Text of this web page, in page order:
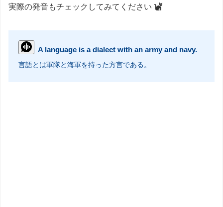
実際の発音もチェックしてみてください
A language is a dialect with an army and navy.
言語とは軍隊と海軍を持った方言である。